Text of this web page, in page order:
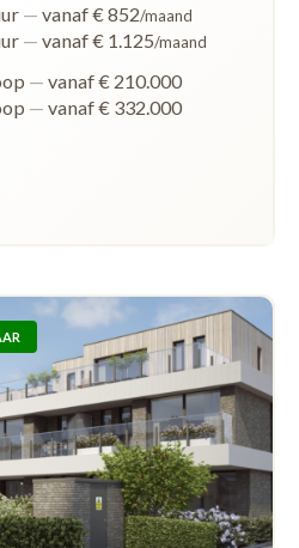
— vanaf € 852/maand
— vanaf € 1.125/maand
— vanaf € 210.000
— vanaf € 332.000